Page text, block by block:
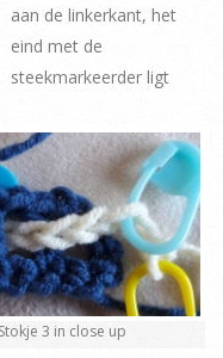
Stokje 3 in close up
aan de linkerkant, het
eind met de
steekmarkeerder ligt